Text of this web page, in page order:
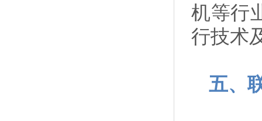
机等行
行技术
五、